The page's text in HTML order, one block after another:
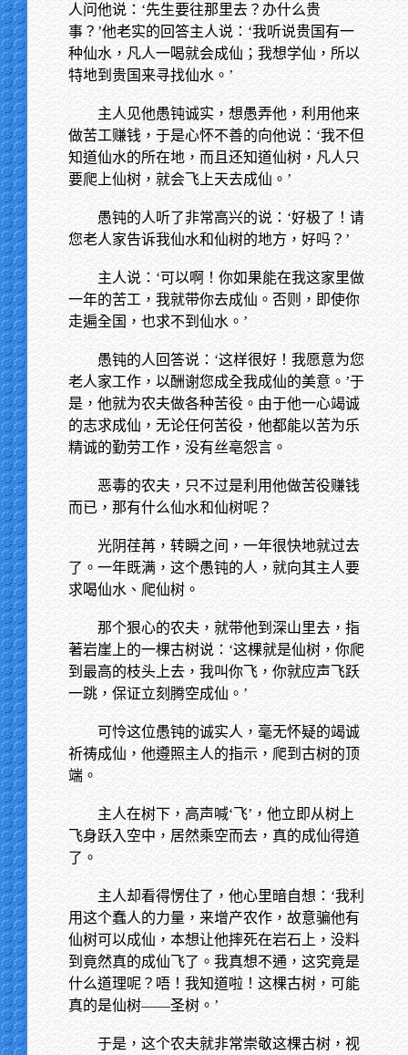
人问他说：‘先生要往那里去？办什么贵
事？’他老实的回答主人说：‘我听说贵国有一
种仙水，凡人一喝就会成仙；我想学仙，所以
特地到贵国来寻找仙水。’
主人见他愚钝诚实，想愚弄他，利用他来
做苦工赚钱，于是心怀不善的向他说：‘我不但
知道仙水的所在地，而且还知道仙树，凡人只
要爬上仙树，就会飞上天去成仙。’
愚钝的人听了非常高兴的说：‘好极了！请
您老人家告诉我仙水和仙树的地方，好吗？’
主人说：‘可以啊！你如果能在我这家里做
一年的苦工，我就带你去成仙。否则，即使你
走遍全国，也求不到仙水。’
愚钝的人回答说：‘这样很好！我愿意为您
老人家工作，以酬谢您成全我成仙的美意。’于
是，他就为农夫做各种苦役。由于他一心竭诚
的志求成仙，无论任何苦役，他都能以苦为乐
精诚的勤劳工作，没有丝亳怨言。
恶毒的农夫，只不过是利用他做苦役赚钱
而已，那有什么仙水和仙树呢？
光阴荏苒，转瞬之间，一年很快地就过去
了。一年既满，这个愚钝的人，就向其主人要
求喝仙水、爬仙树。
那个狠心的农夫，就带他到深山里去，指
著岩崖上的一棵古树说：‘这棵就是仙树，你爬
到最高的枝头上去，我叫你飞，你就应声飞跃
一跳，保证立刻腾空成仙。’
可怜这位愚钝的诚实人，毫无怀疑的竭诚
祈祷成仙，他遵照主人的指示，爬到古树的顶
端。
主人在树下，高声喊‘飞’，他立即从树上
飞身跃入空中，居然乘空而去，真的成仙得道
了。
主人却看得愣住了，他心里暗自想：‘我利
用这个蠢人的力量，来增产农作，故意骗他有
仙树可以成仙，本想让他摔死在岩石上，没料
到竟然真的成仙飞了。我真想不通，这究竟是
什么道理呢？唔！我知道啦！这棵古树，可能
真的是仙树——圣树。’
于是，这个农夫就非常崇敬这棵古树，视